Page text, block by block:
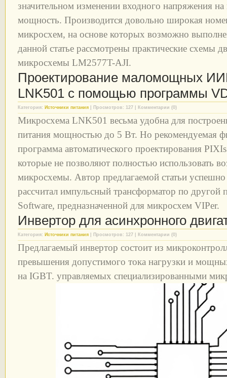
значительном изменении входного напряжения
мощность. Производится довольно широкая
микросхем, на основе которых возможно
данной статье рассмотрены практические схемы
микросхемы LM2577T-AJI.
Проектирование маломощных
LNK501 с помощью программы
Категория: Источники питания | Просмотров: 127 | Комментарии (0)
Микросхема LNK501 весьма удобна для
питания мощностью до 5 Вт. Но рекомендуемая
программа автоматического проектирования
которые не позволяют полностью использовать
микросхемы. Автор предлагаемой статьи
рассчитал импульсный трансформатор по другой
Software, предназначенной для микросхем VIPer.
Инвертор для асинхронного
Категория: Источники питания | Просмотров: 127 | Комментарии (0)
Предлагаемый инвертор состоит из
превышения допустимого тока нагрузки и
на IGBT. управляемых специализированными